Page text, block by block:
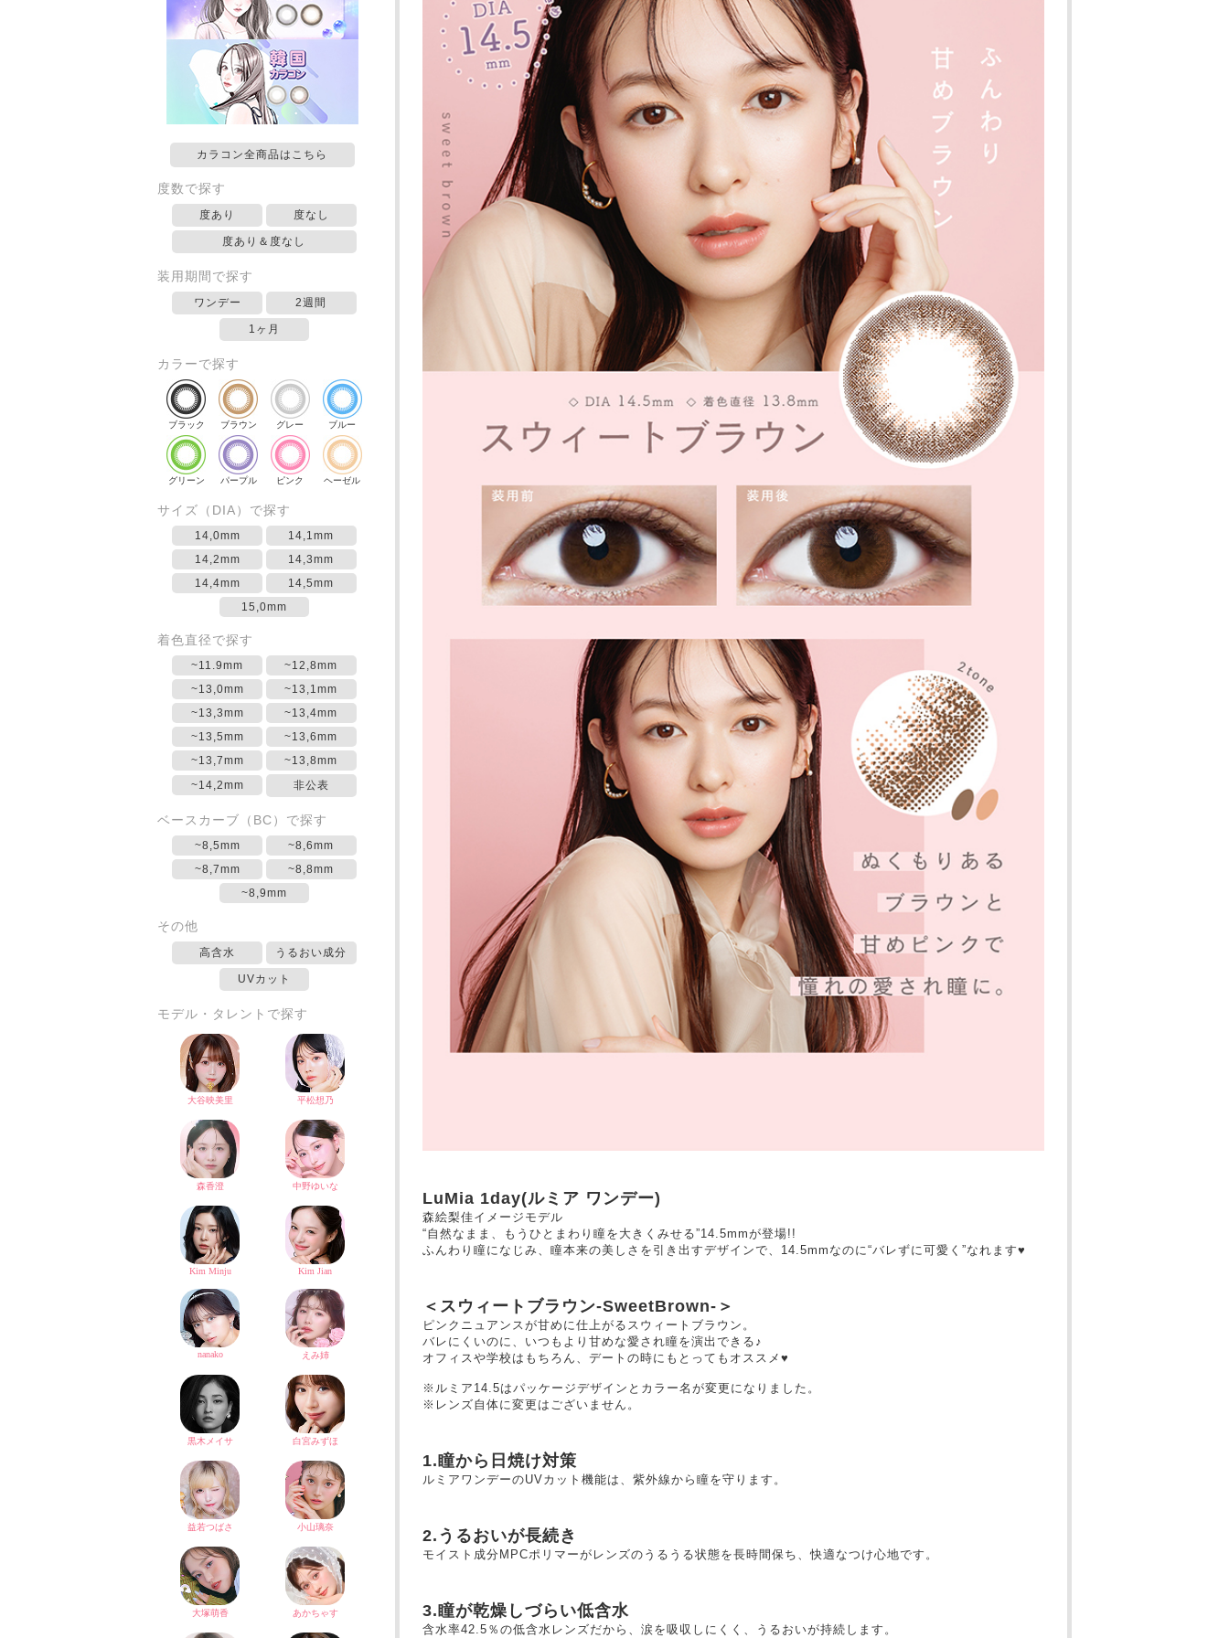
カラコン全商品はこちら
度数で探す
度あり 度なし
度あり＆度なし
装用期間で探す
ワンデー 2週間
1ヶ月
カラーで探す
ブラック ブラウン グレー ブルー
グリーン パープル ピンク ヘーゼル
サイズ（DIA）で探す
14,0mm
14,1mm
14,2mm
14,3mm
14,4mm
14,5mm
15,0mm
着色直径で探す
~11.9mm
~12,8mm
~13,0mm
~13,1mm
~13,3mm
~13,4mm
~13,5mm
~13,6mm
~13,7mm
~13,8mm
~14,2mm
非公表
ベースカーブ（BC）で探す
~8,5mm
~8,6mm
~8,7mm
~8,8mm
~8,9mm
その他
高含水 うるおい成分
UVカット
モデル・タレントで探す
LuMia 1day(ルミア ワンデー)
森絵梨佳イメージモデル
“自然なまま、もうひとまわり瞳を大きくみせる”14.5mmが登場!!
ふんわり瞳になじみ、瞳本来の美しさを引き出すデザインで、14.5mmなのに“バレずに可愛く”なれます♥
＜スウィートブラウン-SweetBrown-＞
ピンクニュアンスが甘めに仕上がるスウィートブラウン。
バレにくいのに、いつもより甘めな愛され瞳を演出できる♪
オフィスや学校はもちろん、デートの時にもとってもオススメ♥
※ルミア14.5はパッケージデザインとカラー名が変更になりました。
※レンズ自体に変更はございません。
1.瞳から日焼け対策
ルミアワンデーのUVカット機能は、紫外線から瞳を守ります。
2.うるおいが長続き
モイスト成分MPCポリマーがレンズのうるうる状態を長時間保ち、快適なつけ心地です。
3.瞳が乾燥しづらい低含水
含水率42.5％の低含水レンズだから、涙を吸収しにくく、うるおいが持続します。